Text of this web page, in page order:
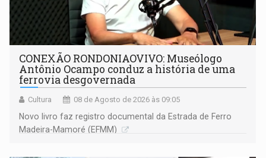
CONEXÃO RONDONIAOVIVO: Museólogo
Antônio Ocampo conduz a história de uma
ferrovia desgovernada
Cultura 08 de Agosto de 2026 às 09:05
Novo livro faz registro documental da Estrada de Ferro
Madeira-Mamoré (EFMM)